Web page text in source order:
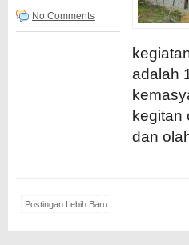
No Comments
adalah
kegitan
dan
Postingan Lebih Baru